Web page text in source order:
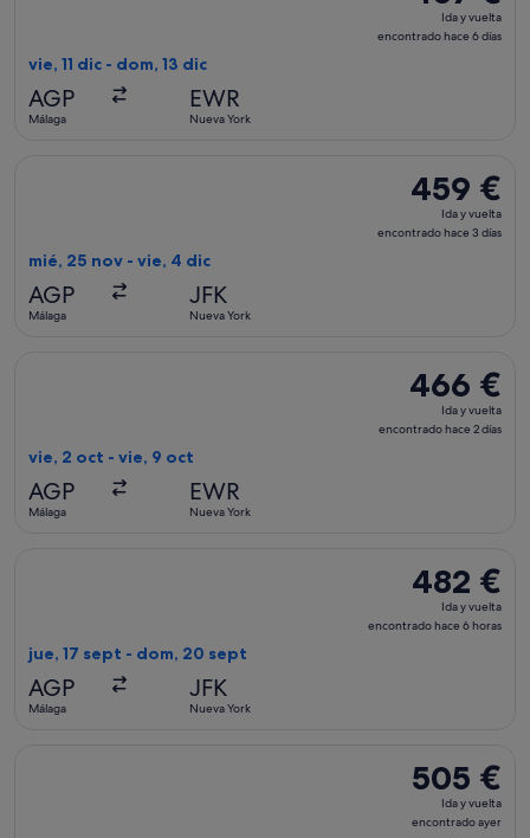
Ida
y
Ida y vuelta
encontrado hace 6 días
vie, 11 dic - dom, 13 dic
AGP
Málaga
EWR
Nueva York
459 €
Ida
y
459 €
Ida y vuelta
encontrado hace 3 días
mié, 25 nov - vie, 4 dic
AGP
Málaga
JFK
Nueva York
466 €
Ida
y
466 €
Ida y vuelta
encontrado hace 2 días
vie, 2 oct - vie, 9 oct
AGP
Málaga
EWR
Nueva York
482 €
Ida
y
482 €
Ida y vuelta
encontrado hace 6 horas
jue, 17 sept - dom, 20 sept
AGP
Málaga
JFK
Nueva York
505 €
Ida
y
505 €
Ida y vuelta
encontrado ayer